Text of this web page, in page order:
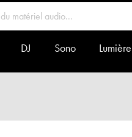
DJ Sono Lumière